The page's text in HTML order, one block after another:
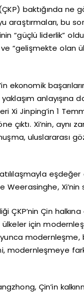
baktığında ne
bu
“güçlü liderlik”
“gelişmekte olan
ekonomik
anlayışına
Jinping’in 1
çıktı. Xi’nin, aynı
uluslararası
eşdeğer
Xi’nin
ÇKP’nin Çin
için
modernleşme,
modernleşmeye
Çin’in